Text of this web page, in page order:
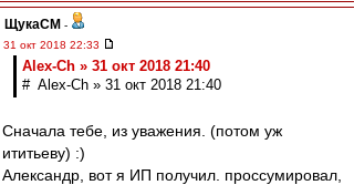
ЩукаСМ -
31 окт 2018 22:33
Alex-Ch » 31 окт 2018 21:40
# Alex-Ch » 31 окт 2018 21:40
Сначала тебе, из уважения. (потом уж
ититьеву) :)
Александр, вот я ИП получил. проссумировал,